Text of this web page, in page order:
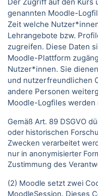
genannten Moodle-
Zeit welche
Lehrangebote bzw.
zugreifen. Diese Daten
Moodle-Plattform
Nutzer*innen. Sie
und nutzerfreundlichen
andere Personen
Moodle-Logfiles werden
Gemäß Art. 89 DSGVO
oder historischen
Zwecken verarbeitet
nur in anonymisierter
Zustimmung des
(2) Moodle setzt zwei
MoodleSession. Dieses